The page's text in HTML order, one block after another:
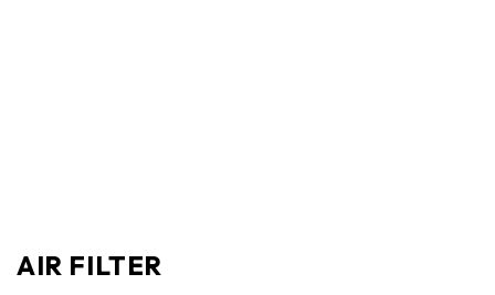
AIR FILTER